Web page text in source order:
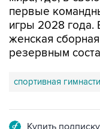
первые
игры 2028 года.
женская
резервным
спортивная
Купить